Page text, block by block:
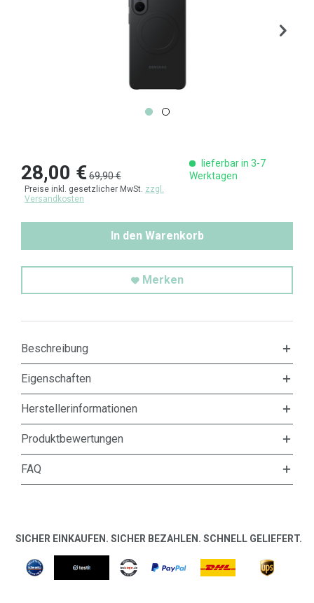
28,00 €69,90 €
Preise inkl. gesetzlicher MwSt. zzgl.
Versandkosten
lieferbar in 3-7
Werktagen
In den Warenkorb
Merken
Beschreibung
Eigenschaften
Herstellerinformationen
Produktbewertungen
FAQ
SICHER EINKAUFEN. SICHER BEZAHLEN. SCHNELL GELIEFERT.